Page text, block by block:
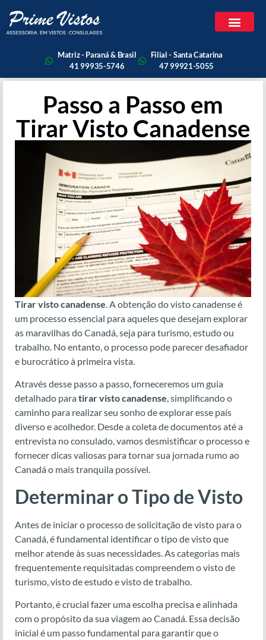
Matriz - Paraná & Brasil
41 99935-5746
Filial - Santa Catarina
47 99921-5055
Passo a Passo em
Tirar Visto Canadense
Tirar visto canadense . A obtenção do visto canadense é
um processo essencial para aqueles que desejam explorar
as maravilhas do Canadá, seja para turismo, estudo ou
trabalho. No entanto, o processo pode parecer desafiador
e burocrático à primeira vista.
Através desse passo a passo, forneceremos um guia
detalhado paratirar visto canadense, simplificando o
caminho para realizar seu sonho de explorar esse país
diverso e acolhedor. Desde a coleta de documentos até a
entrevista no consulado, vamos desmistificar o processo e
fornecer dicas valiosas para tornar sua jornada rumo ao
Canadá o mais tranquila possível.
Determinar o Tipo de Visto
Antes de iniciar o processo de solicitação de visto para o
Canadá, é fundamental identificar o tipo de visto que
melhor atende às suas necessidades. As categorias mais
frequentemente requisitadas compreendem o visto de
turismo, visto de estudo e visto de trabalho.
Portanto, é crucial fazer uma escolha precisa e alinhada
com o propósito da sua viagem ao Canadá. Essa decisão
inicial é um passo fundamental para garantir que o